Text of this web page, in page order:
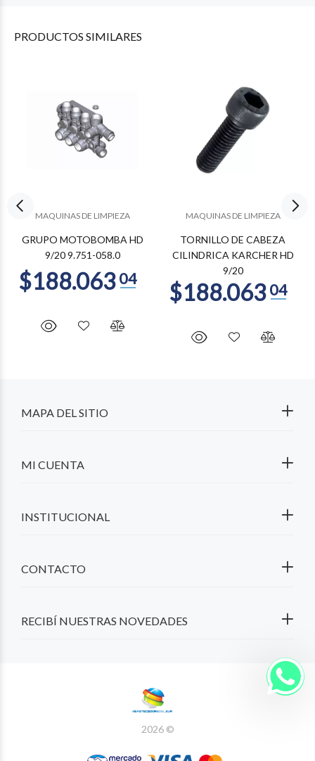
PRODUCTOS SIMILARES
MAQUINAS DE LIMPIEZA
GRUPO MOTOBOMBA HD
9/20 9.751-058.0
MAQUINAS DE LIMPIEZA
TORNILLO DE CABEZA
CILINDRICA KARCHER HD
9/20
RECIBÍ NUESTRAS NOVEDADES
MAPA DEL SITIO
MI CUENTA
INSTITUCIONAL
CONTACTO
2026 ©